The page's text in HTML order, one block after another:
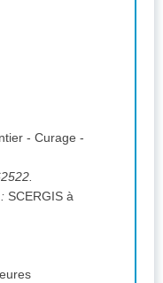
- Curage -
SCERGIS à